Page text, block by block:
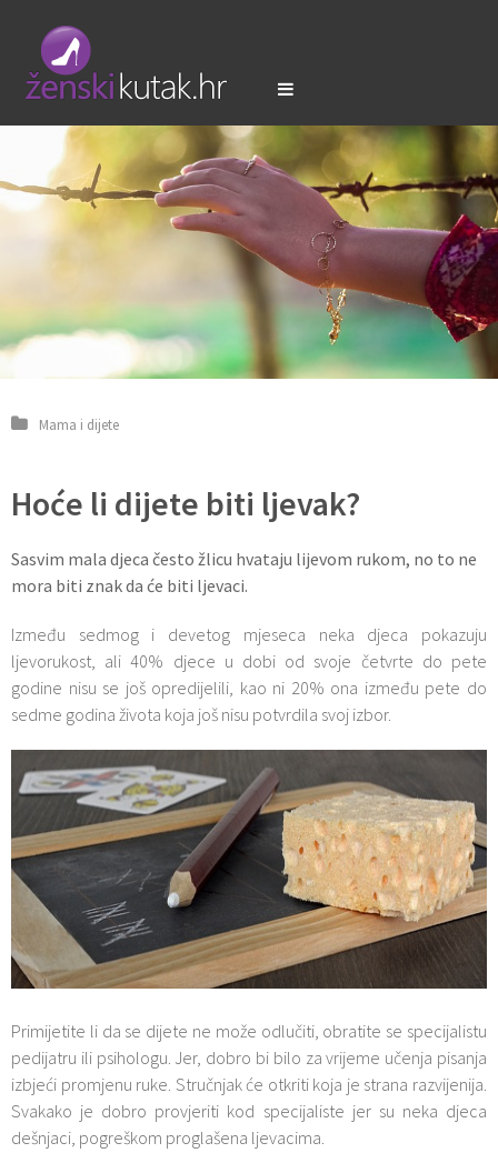
Mama i dijete
Hoće li dijete biti ljevak?
Sasvim mala djeca često žlicu hvataju lijevom rukom, no to ne
mora biti znak da će biti ljevaci.
Između sedmog i devetog mjeseca neka djeca pokazuju
ljevorukost, ali 40% djece u dobi od svoje četvrte do pete
godine nisu se još opredijelili, kao ni 20% ona između pete do
sedme godina života koja još nisu potvrdila svoj izbor.
Primijetite li da se dijete ne može odlučiti, obratite se specijalistu
pedijatru ili psihologu. Jer, dobro bi bilo za vrijeme učenja pisanja
izbjeći promjenu ruke. Stručnjak će otkriti koja je strana razvijenija.
Svakako je dobro provjeriti kod specijaliste jer su neka djeca
dešnjaci, pogreškom proglašena ljevacima.